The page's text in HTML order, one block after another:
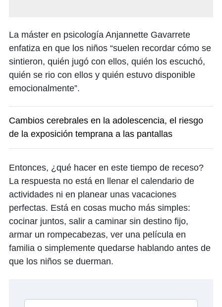
La máster en psicología Anjannette Gavarrete
enfatiza en que los niños “suelen recordar cómo se
sintieron, quién jugó con ellos, quién los escuchó,
quién se rio con ellos y quién estuvo disponible
emocionalmente”.
Cambios cerebrales en la adolescencia, el riesgo
de la exposición temprana a las pantallas
Entonces, ¿qué hacer en este tiempo de receso?
La respuesta no está en llenar el calendario de
actividades ni en planear unas vacaciones
perfectas. Está en cosas mucho más simples:
cocinar juntos, salir a caminar sin destino fijo,
armar un rompecabezas, ver una película en
familia o simplemente quedarse hablando antes de
que los niños se duerman.